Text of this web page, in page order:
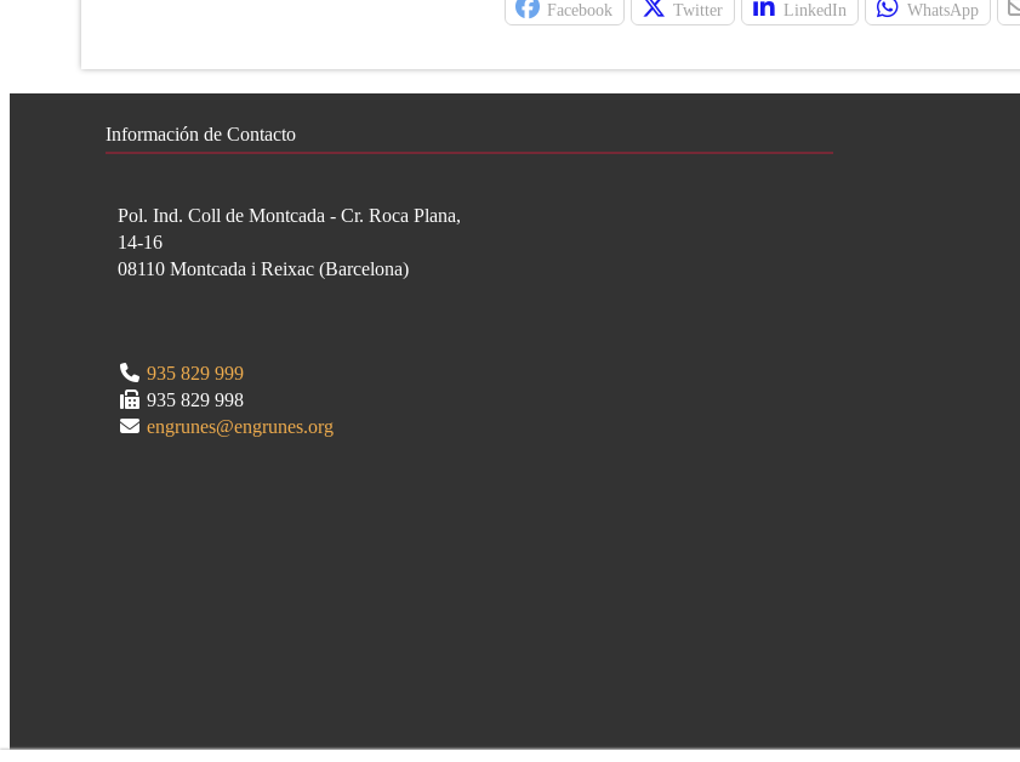
Facebook Twitter LinkedIn WhatsApp
Información de Contacto
Pol. Ind. Coll de Montcada - Cr. Roca Plana,
14-16
08110 Montcada i Reixac (Barcelona)
935 829 999
935 829 998
engrunes@engrunes.org